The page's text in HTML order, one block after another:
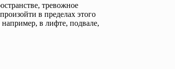
тревожное
в пределах этого
например, в лифте, подвале,